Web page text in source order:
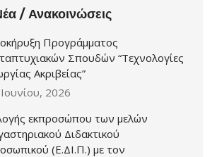
/ Ανακοινώσεις
Προγράμματος
Σπουδών “Τεχνολογίες
Ακριβείας”
2026
εκπροσώπου των μελών
Διδακτικού
(Ε.ΔΙ.Π.) με τον